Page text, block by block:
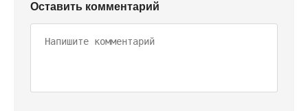
Оставить комментарий